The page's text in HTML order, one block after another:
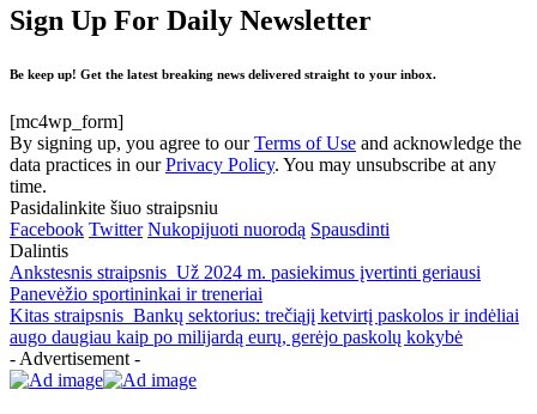
Sign Up For Daily Newsletter
Be keep up! Get the latest breaking news delivered straight to your inbox.
[mc4wp_form]
By signing up, you agree to ourTerms of Use and acknowledge the
data practices in ourPrivacy Policy. You may unsubscribe at any
time.
Pasidalinkite šiuo straipsniu
Facebook Twitter Nukopijuoti nuorodą Spausdinti
Dalintis
Ankstesnis straipsnis Už 2024 m. pasiekimus įvertinti geriausi
Panevėžio sportininkai ir treneriai
Kitas straipsnis Bankų sektorius: trečiąjį ketvirtį paskolos ir indėliai
augo daugiau kaip po milijardą eurų, gerėjo paskolų kokybė
- Advertisement -